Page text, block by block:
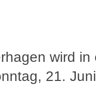
wird in
21.